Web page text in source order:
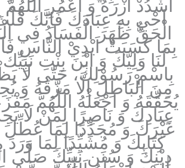
اشْدُدْ اَزْرَهُ وَ اعْمُرِ اللّٰهُمَّ
اَحْيِ بِهِ عِبَادَكَ فَاِنَّكَ
الْحَقُّ ظَهَرَ الْفَسَادُ فِي
بِمَا كَسَبَتْ اَيْدِيْ النَّاسِ
لَنَا وَلِيَّكَ وَ ابْنَ بِنْتِ
بِاسْمِ رَسُوْلِكَ، حَتّٰى لَا
مِنَ الْبَاطِلِ اِلَّا مَزَّقَهُ وَ
يُحَقِّقَهُ وَ اجْعَلْهُ اللّٰهُمَّ
عِبَادِكَ وَ نَاصِرًا لِمَنْ لَا
غَيْرَكَ وَ مُجَدِّدًا لِمَا
كِتَابِكَ وَ مُشَيِّدًا لِمَا وَرَدَ
دِيْنِكَ وَ سُنَنِ نَبِيِّكَ صَلَّى